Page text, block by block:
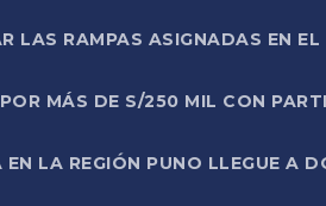
LAS RAMPAS ASIGNADAS EN
MÁS DE S/250 MIL CON
LA REGIÓN PUNO LLEGUE A